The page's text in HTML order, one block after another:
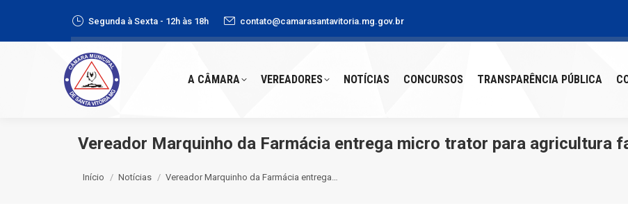
Segunda à Sexta - 12h às 18h contato@camarasantavitoria.mg.gov.br
A CÂMARA VEREADORES NOTÍCIAS CONCURSOS TRANSPARÊNCIA PÚBLICA
Vereador Marquinho da Farmácia entrega micro trator para agricultura
Início Notícias Vereador Marquinho da Farmácia entrega…
A CÂMARA VEREADORES NOTÍCIAS CONCURSOS